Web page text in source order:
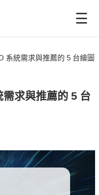
☰
系統需求與推薦的 5 台繪圖
求與推薦的 5 台